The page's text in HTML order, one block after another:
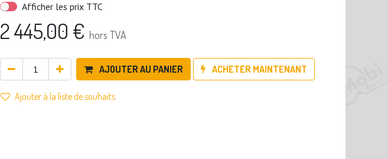
Afficher les prix TTC
2 445,00 € hors TVA
AJOUTER AU PANIER ACHETER MAINTENANT
Ajouter à la liste de souhaits